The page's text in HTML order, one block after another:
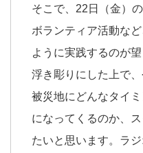
そこで、22日（金）
ボランティア活動な
ように実践するのが
浮き彫りにした上で
被災地にどんなタイ
になってくるのか、
たいと思います。ラ